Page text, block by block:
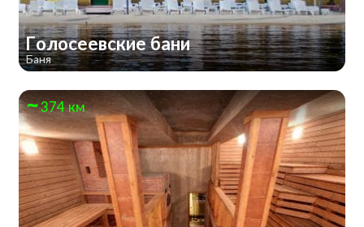
Голосеевские бани
Баня
374 км